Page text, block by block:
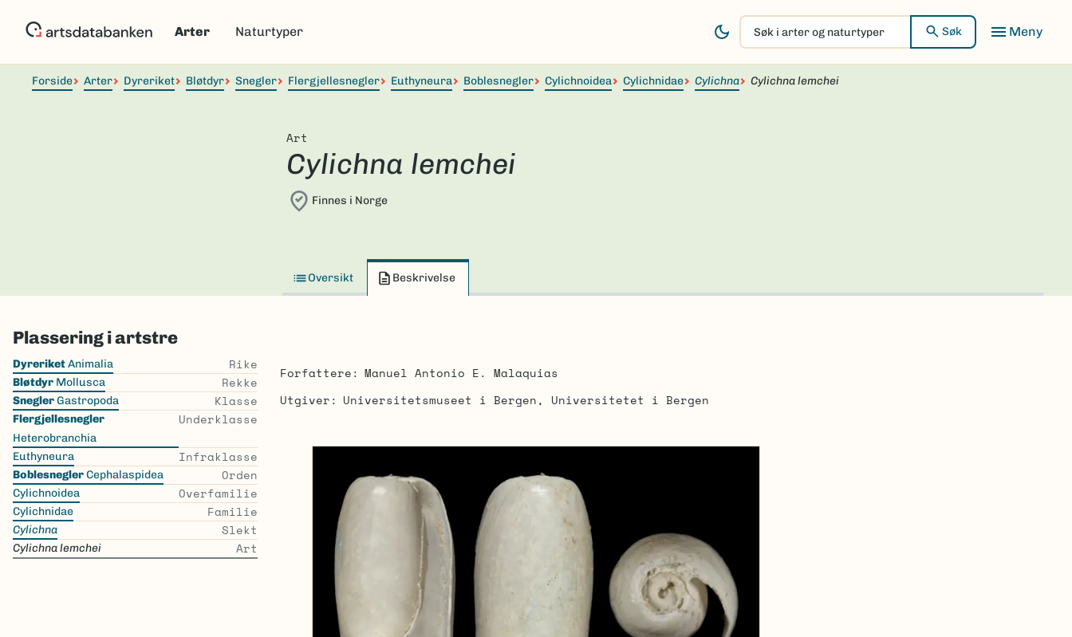
Arter Naturtyper
Søk
i
arter
og
Søk
Forside Arter Dyreriket Bløtdyr Snegler Flergjellesnegler Euthyneura Boblesnegler Cylichnoidea Cylichnidae Cylichna Cylichna lemchei
Art
Cylichna lemchei
Finnes i Norge
Oversikt Beskrivelse
Plassering i artstre
Skip
the
list
DyreriketAnimalia Rike
Bløtdyr Mollusca Rekke
SneglerGastropoda Klasse
Flergjellesnegler
Heterobranchia
Underklasse
Euthyneura Infraklasse
BoblesneglerCephalaspidea Orden
Cylichnoidea Overfamilie
Cylichnidae Familie
Cylichna Slekt
Cylichna lemchei Art
Forfattere
Manuel Antonio E. Malaquias
Utgiver
Universitetsmuseet i Bergen, Universitetet i Bergen